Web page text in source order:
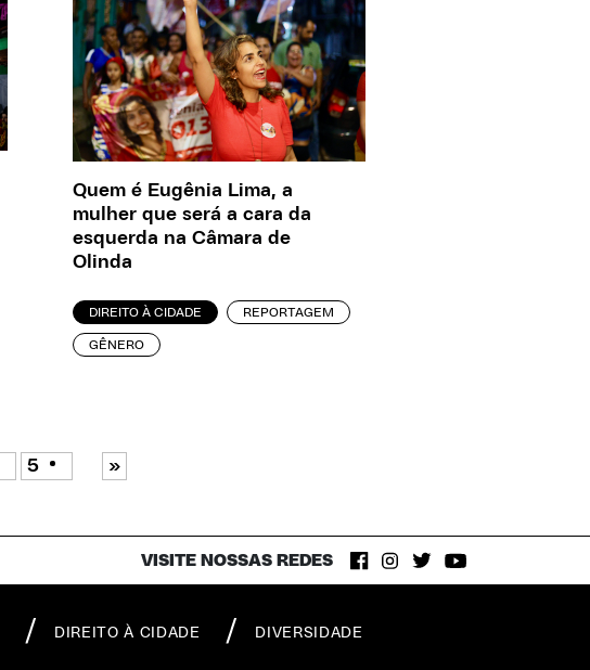
Quem é Eugênia Lima, a
mulher que será a cara da
esquerda na Câmara de
Olinda
DIREITO À CIDADE REPORTAGEM
GÊNERO
5 »
VISITE NOSSAS REDES
DIREITO À CIDADE DIVERSIDADE